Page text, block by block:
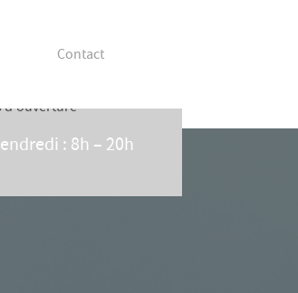
Contact
d'ouverture
: 8h – 20h